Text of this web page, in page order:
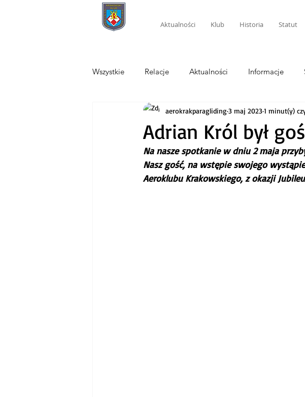
Aktualności Klub Historia Statut
Wszystkie Relacje Aktualności Informacje
Adrian Król był
aerokrakparagliding 3 maj 20231 minut(y)
Na nasze spotkanie w dniu 2 maja
Nasz gość, na wstępie swojego
Aeroklubu Krakowskiego, z okazji